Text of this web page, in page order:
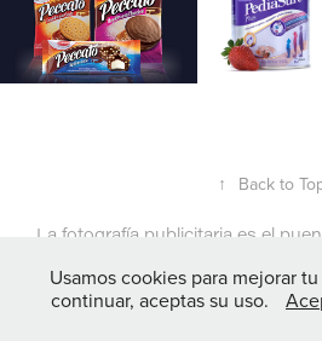
↑ Back to
La fotografía publicitaria es el
Usamos cookies para mejorar
continuar, aceptas su uso.